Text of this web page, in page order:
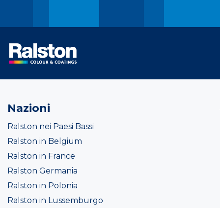
Nazioni
Ralston nei Paesi Bassi
Ralston in Belgium
Ralston in France
Ralston Germania
Ralston in Polonia
Ralston in Lussemburgo